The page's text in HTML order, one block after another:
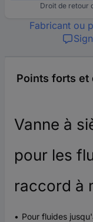
Droit de retour
Fabricant ou
Points forts et
Vanne à
pour les
raccord à
Pour fluides